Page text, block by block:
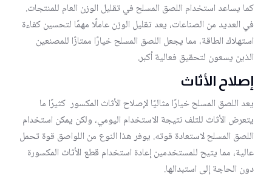
كما يساعد استخدام اللصق المسلح في تقليل الوزن العام للمنتجات.
في العديد من الصناعات، يعد تقليل الوزن عاملًا مهمًا لتحسين كفاءة
استهلاك الطاقة، مما يجعل اللصق المسلح خيارًا ممتازًا للمصنعين
الذين يسعون لتحقيق فعالية أكبر.
إصلاح الأثاث
يعد اللصق المسلح خيارًا مثاليًا لإصلاح الأثاث المكسور كثيرًا ما
يتعرض الأثاث للتلف نتيجة الاستخدام اليومي، ولكن يمكن استخدام
اللصق المسلح لاستعادة قوته. يوفر هذا النوع من اللواصق قوة تحمل
عالية، مما يتيح للمستخدمين إعادة استخدام قطع الأثاث المكسورة
دون الحاجة إلى استبدالها.